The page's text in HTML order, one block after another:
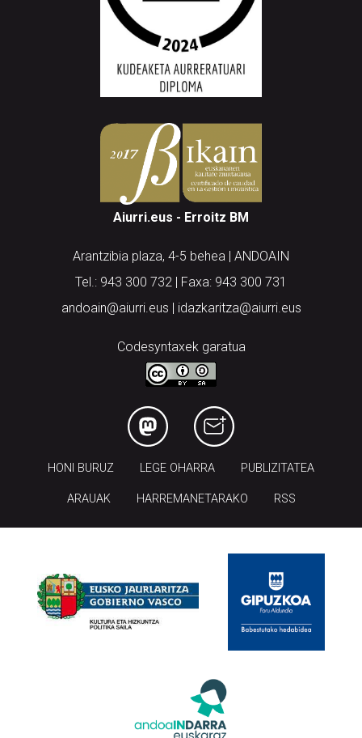
Aiurri.eus - Erroitz BM
Arantzibia plaza, 4-5 behea | ANDOAIN
Tel.: 943 300 732 | Faxa: 943 300 731
andoain@aiurri.eus | idazkaritza@aiurri.eus
Codesyntaxek garatua
HONI BURUZ LEGE OHARRA PUBLIZITATEA
ARAUAK HARREMANETARAKO RSS